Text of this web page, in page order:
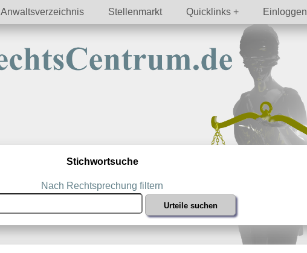
Anwaltsverzeichnis Stellenmarkt Quicklinks Einloggen
Stichwortsuche
Nach Rechtsprechung filtern